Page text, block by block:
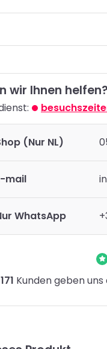
wir Ihnen helfen?
(Nur NL)
mail
WhatsApp
Kunden geben uns